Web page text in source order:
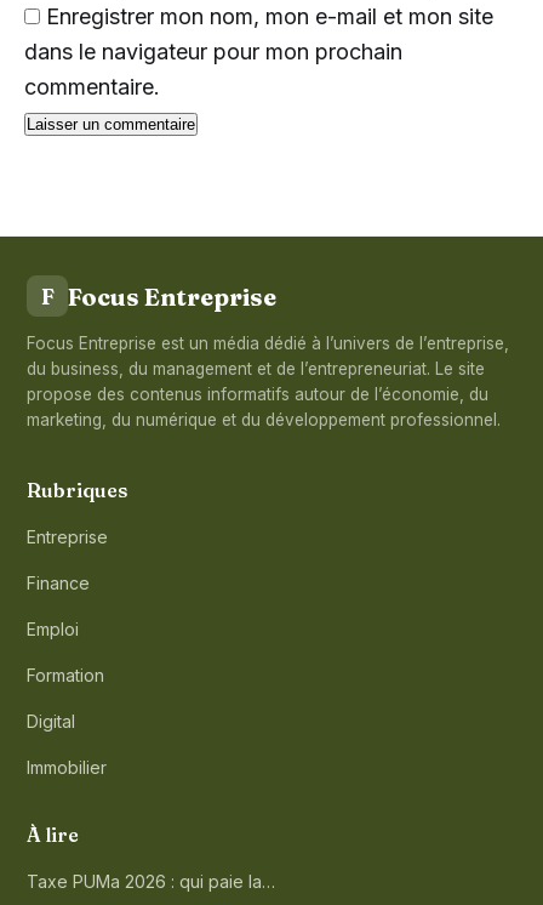
Enregistrer mon nom, mon e-mail et mon site
dans le navigateur pour mon prochain
commentaire.
F Focus Entreprise
Focus Entreprise est un média dédié à l’univers de l’entreprise,
du business, du management et de l’entrepreneuriat. Le site
propose des contenus informatifs autour de l’économie, du
marketing, du numérique et du développement professionnel.
Rubriques
Entreprise
Finance
Emploi
Formation
Digital
Immobilier
À lire
Taxe PUMa 2026 : qui paie la…